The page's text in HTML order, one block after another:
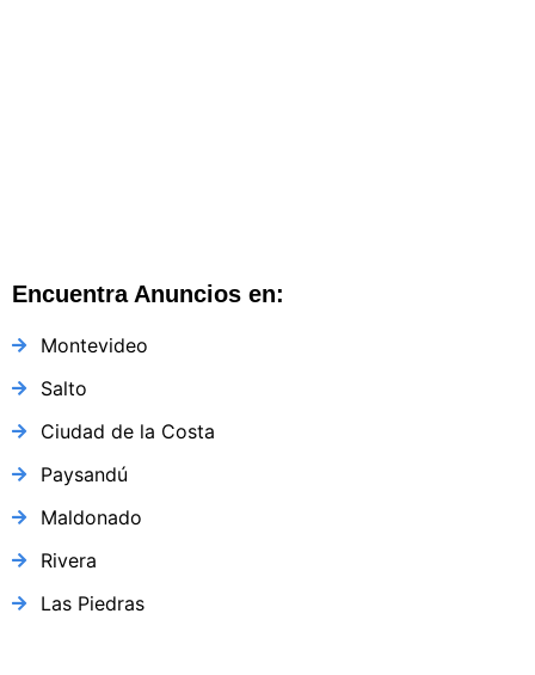
Encuentra Anuncios en:
Montevideo
Salto
Ciudad de la Costa
Paysandú
Maldonado
Rivera
Las Piedras